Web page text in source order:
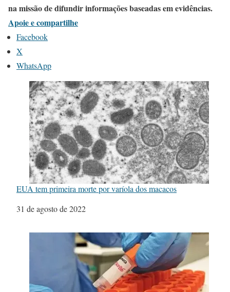
na missão de difundir informações baseadas em evidências.
Apoie e compartilhe
Facebook
X
WhatsApp
EUA tem primeira morte por varíola dos macacos
Data
31 de agosto de 2022